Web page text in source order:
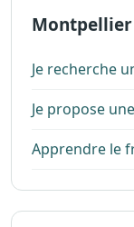
Montpellier
Je recherche
Je propose
Apprendre le